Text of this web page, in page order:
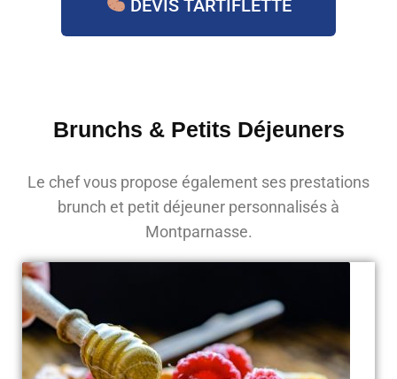
DEVIS TARTIFLETTE
Brunchs & Petits Déjeuners
Le chef vous propose également ses prestations
brunch et petit déjeuner personnalisés à
Montparnasse.